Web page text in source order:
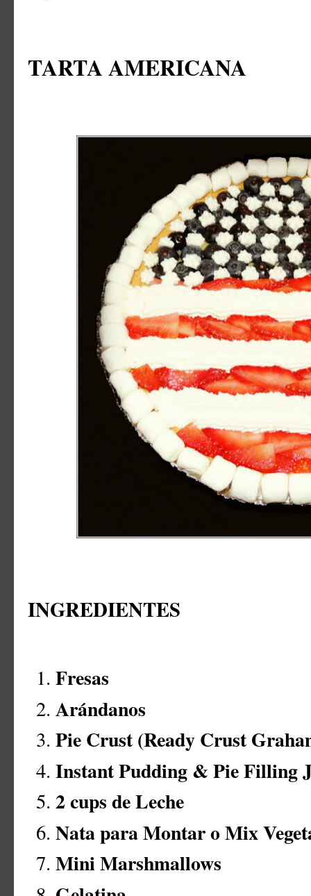
TARTA AMERICANA
INGREDIENTES
Fresas
Arándanos
Pie Crust (Ready Crust
Instant Pudding & Pie Filling
2 cups de Leche
Nata para Montar o Mix
Mini Marshmallows